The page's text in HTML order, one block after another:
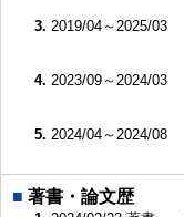
3. 2019/04～2025/03
4. 2023/09～2024/03
5. 2024/04～2024/08
■ 著書・論文歴